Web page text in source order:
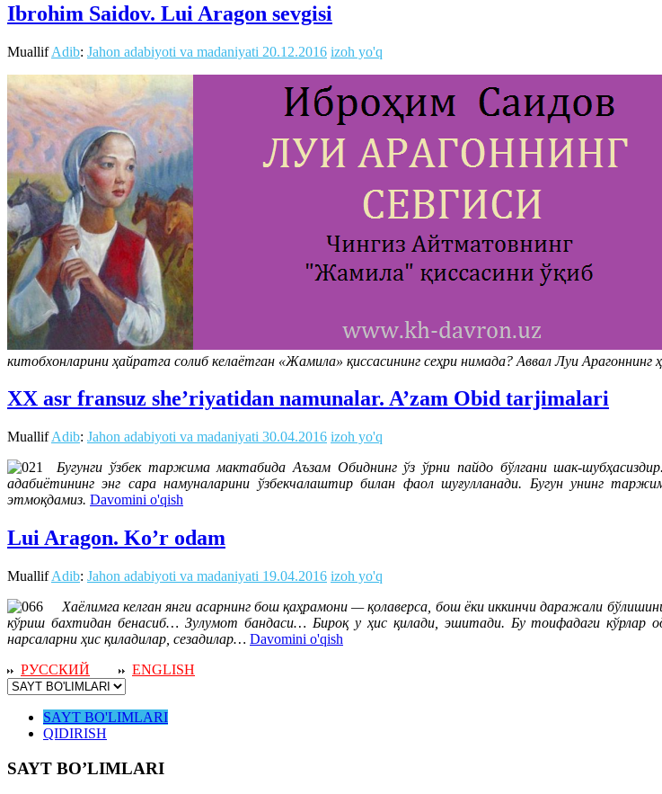
Ibrohim Saidov. Lui Aragon sevgisi
MuallifAdib: Jahon adabiyoti va madaniyati 20.12.2016 izoh yo'q
китобхонларини ҳайратга солиб келаётган «Жамила» қиссасининг сеҳри нимада? Аввал Луи Арагоннинг
XX asr fransuz she’riyatidan namunalar. A’zam Obid tarjimalari
MuallifAdib: Jahon adabiyoti va madaniyati 30.04.2016 izoh yo'q
Бугунги ўзбек таржима мактабида Аъзам Обиднинг ўз ўрни пайдо бўлгани шак-
адабиётининг энг сара намуналарини ўзбекчалаштир билан фаол шуғулланади. Бугун унинг
этмоқдамиз. Davomini o'qish
Lui Aragon. Ko’r odam
MuallifAdib: Jahon adabiyoti va madaniyati 19.04.2016 izoh yo'q
Хаёлимга келган янги асарнинг бош қаҳрамони — қолаверса, бош ёки иккинчи даражали
кўриш бахтидан бенасиб… Зулумот бандаси… Бироқ у ҳис қилади, эшитади. Бу тоифадаги кўрлар
нарсаларни ҳис қиладилар, сезадилар… Davomini o'qish
РУССКИЙ
ENGLISH
SAYT BO'LIMLARI
QIDIRISH
SAYT BO’LIMLARI